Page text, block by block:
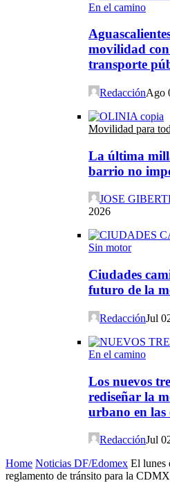
En el camino
movilidad
transporte
RedacciónAgo
Movilidad para
La última
barrio no
JOSE
2026
Sin motor
Ciudades
futuro de la
RedacciónJul
En el camino
Los nuevos
rediseñar la
urbano en las
RedacciónJul
Home Noticias DF/Edomex El lunes
reglamento de tránsito para la CDMX